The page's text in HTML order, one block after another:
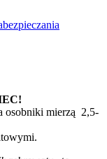
osobniki mierzą 2,5-